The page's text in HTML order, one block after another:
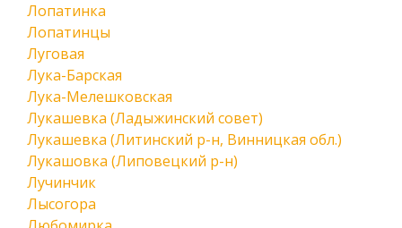
Лопатинка
Лопатинцы
Луговая
Лука-Барская
Лука-Мелешковская
Лукашевка (Ладыжинский совет)
Лукашевка (Литинский р-н, Винницкая обл.)
Лукашовка (Липовецкий р-н)
Лучинчик
Лысогора